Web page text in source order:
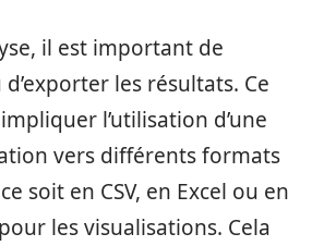
il est important de
les résultats. Ce
l’utilisation d’une
vers différents formats
soit en CSV, en Excel ou en
les visualisations. Cela